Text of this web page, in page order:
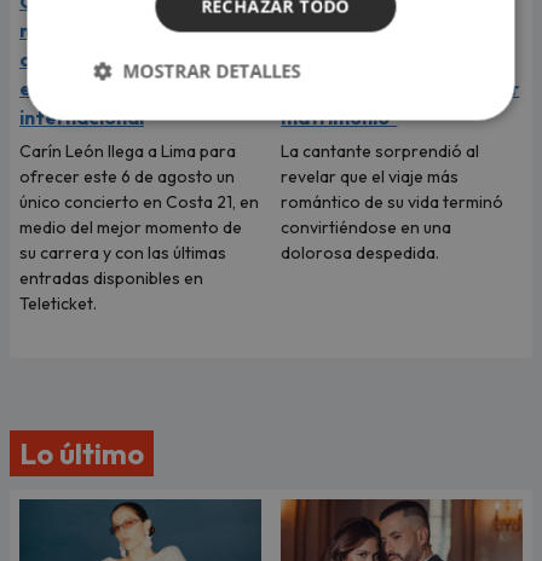
mejor momento de su
carrera y llega a Lima en
el año de su consagración
internacional
Carín León llega a Lima para
ofrecer este 6 de agosto un
único concierto en Costa 21, en
medio del mejor momento de
su carrera y con las últimas
entradas disponibles en
Teleticket.
dolorosa verdad de su
ruptura con Luck Ra:
"Pensé que me iba a pedir
matrimonio"
La cantante sorprendió al
revelar que el viaje más
romántico de su vida terminó
convirtiéndose en una
dolorosa despedida.
Lo último
RECHAZAR TODO
MOSTRAR DETALLES